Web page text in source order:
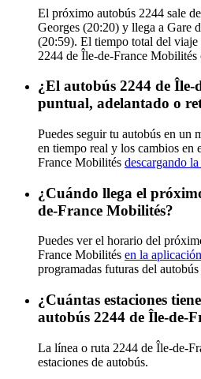
El próximo autobús 2244 sale
Georges (20:20) y llega a Gare
(20:59). El tiempo total del
2244 de Île-de-France Mobilités
¿El autobús 2244 de
puntual, adelantado o
Puedes seguir tu autobús en un
en tiempo real y los cambios en
France Mobilités descargando
¿Cuándo llega el
de-France Mobilités?
Puedes ver el horario del
France Mobilités en la aplicación
programadas futuras del
¿Cuántas estaciones
autobús 2244 de Île-de-
La línea o ruta 2244 de Île-de-
estaciones de autobús.